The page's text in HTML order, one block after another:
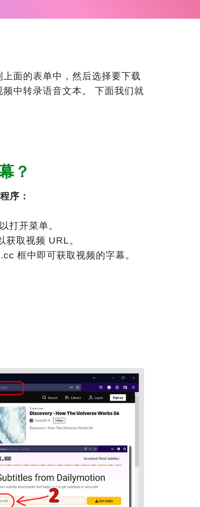
面的表单中，然后选择要下载
中转录语音文本。 下面我们就
？
序：
打开菜单。
获取视频 URL。
框中即可获取视频的字幕。